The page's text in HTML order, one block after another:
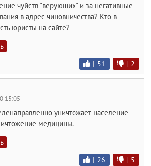
чуйств "верующих" и за негативные
в адрес чиновничества? Кто в
юристы на сайте?
| 51 | 2
15:05
уничтожает население
медицины.
| 26 | 5